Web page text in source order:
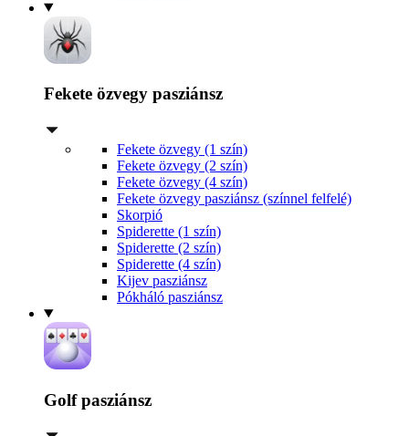
Fekete özvegy pasziánsz
Fekete özvegy (1 szín)
Fekete özvegy (2 szín)
Fekete özvegy (4 szín)
Fekete özvegy pasziánsz (színnel felfelé)
Skorpió
Spiderette (1 szín)
Spiderette (2 szín)
Spiderette (4 szín)
Kijev pasziánsz
Pókháló pasziánsz
Golf pasziánsz